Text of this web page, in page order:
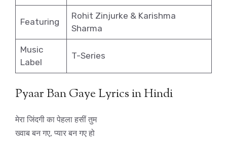
Featuring
Rohit Zinjurke & Karishma
Sharma
Music
Label
T-Series
Pyaar Ban Gaye Lyrics in Hindi
मेरा जिंदगी का पेहला हसीं तुम
ख्वाब बन गए, प्यार बन गए हो